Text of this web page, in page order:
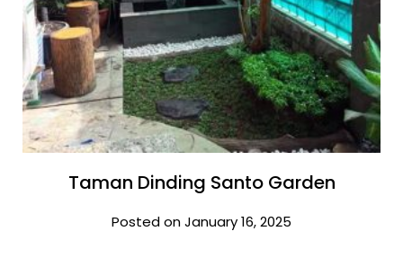
Taman Dinding Santo Garden
Posted on January 16, 2025